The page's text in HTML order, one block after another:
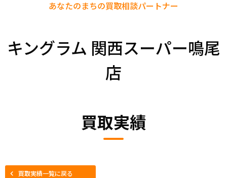
キングラム 関西スーパー鳴尾
店
あなたのまちの買取相談パートナー
買取実績
買取実績一覧に戻る